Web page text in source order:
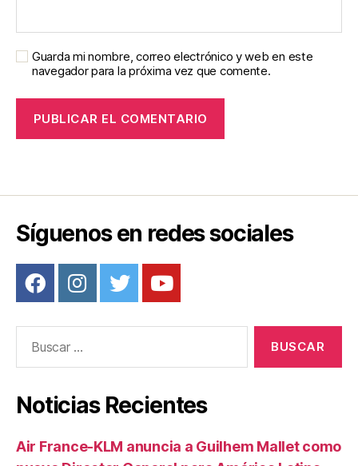
Guarda mi nombre, correo electrónico y web en este
navegador para la próxima vez que comente.
Síguenos en redes sociales
Noticias Recientes
Air France-KLM anuncia a Guilhem Mallet como